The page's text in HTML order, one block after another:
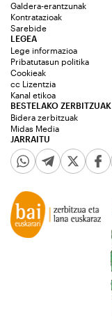
Galdera-erantzunak
Kontratazioak
Sarebide
JARRAITU
LEGEA
Lege informazioa
Pribatutasun politika
Cookieak
cc Lizentzia
Kanal etikoa
BESTELAKO ZERBITZUAK
Bidera zerbitzuak
Midas Media